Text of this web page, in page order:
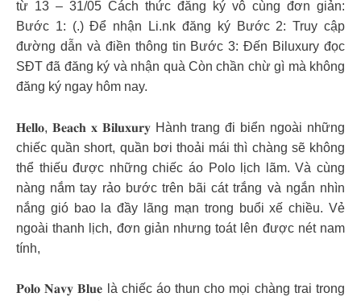
từ 13 – 31/05 Cách thức đăng ký vô cùng đơn giản:
Bước 1: (.) Để nhận Li.nk đăng ký Bước 2: Truy cập
đường dẫn và điền thông tin Bước 3: Đến Biluxury đọc
SĐT đã đăng ký và nhận quà Còn chần chừ gì mà không
đăng ký ngay hôm nay.
𝐇𝐞𝐥𝐥𝐨, 𝐁𝐞𝐚𝐜𝐡 𝐱 𝐁𝐢𝐥𝐮𝐱𝐮𝐫𝐲 Hành trang đi biển ngoài những
chiếc quần short, quần bơi thoải mái thì chàng sẽ không
thể thiếu được những chiếc áo Polo lịch lãm. Và cùng
nàng nắm tay rảo bước trên bãi cát trắng và ngắn nhìn
nắng gió bao la đầy lãng mạn trong buổi xế chiều. Vẻ
ngoài thanh lịch, đơn giản nhưng toát lên được nét nam
tính,
𝐏𝐨𝐥𝐨 𝐍𝐚𝐯𝐲 𝐁𝐥𝐮𝐞 là chiếc áo thun cho mọi chàng trai trong